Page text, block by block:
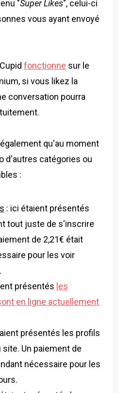
"Super Likes", celui-ci
vous ayant envoyé
fonctionne sur le
si vous likez la
conversation pourra
qu'au moment
d'autres catégories ou
:
: ici étaient présentés
tout juste de s'inscrire
de 2,21€ était
pour les voir
présentés les
en ligne actuellement
présentés les profils
Un paiement de
nécessaire pour les